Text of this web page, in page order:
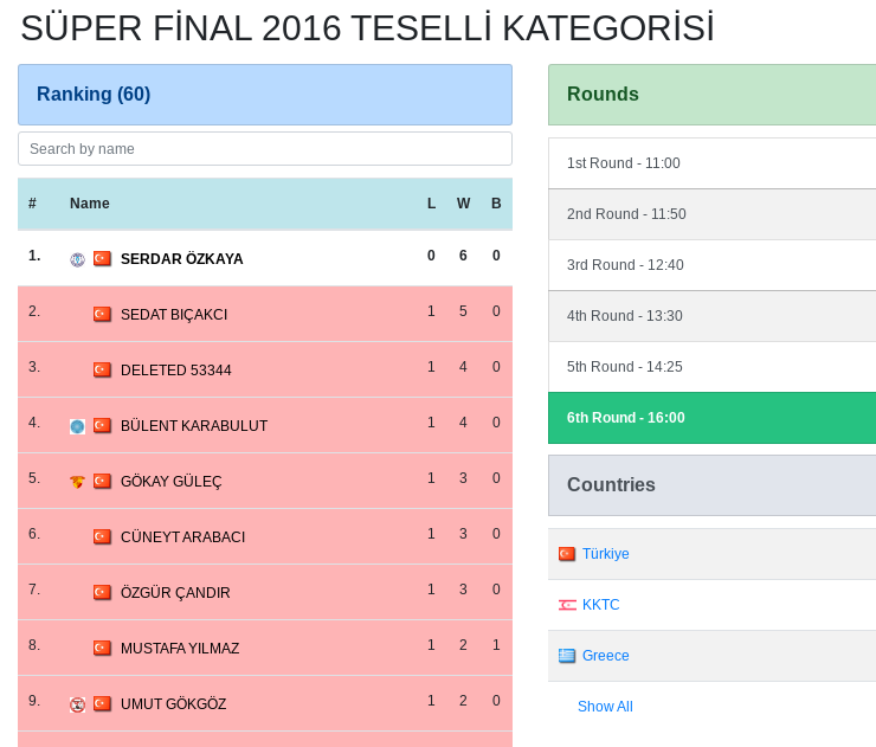
SÜPER FİNAL 2016 TESELLİ KATEGORİSİ
Ranking (60)
# Name L W B
1. SERDAR ÖZKAYA 0 6 0
2. SEDAT BIÇAKCI 1 5 0
3. DELETED 53344 1 4 0
4. BÜLENT KARABULUT 1 4 0
5. GÖKAY GÜLEÇ 1 3 0
6. CÜNEYT ARABACI 1 3 0
7. ÖZGÜR ÇANDIR 1 3 0
8. MUSTAFA YILMAZ 1 2 1
9. UMUT GÖKGÖZ 1 2 0
Rounds
1st Round - 11:00
2nd Round - 11:50
3rd Round - 12:40
4th Round - 13:30
5th Round - 14:25
6th Round - 16:00
Countries
Türkiye
KKTC
Greece
Show All